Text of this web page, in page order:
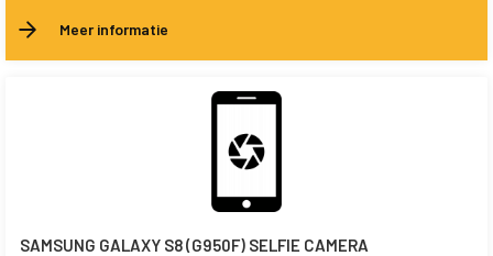
Meer informatie
SAMSUNG GALAXY S8 (G950F) SELFIE CAMERA